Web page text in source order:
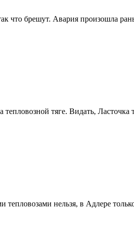
что брешут. Авария произошла
тяге. Видать, Ласточка
нельзя, в Адлере